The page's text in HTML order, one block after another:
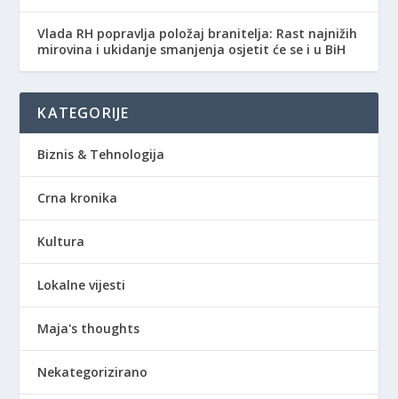
Vlada RH popravlja položaj branitelja: Rast najnižih
mirovina i ukidanje smanjenja osjetit će se i u BiH
KATEGORIJE
Biznis & Tehnologija
Crna kronika
Kultura
Lokalne vijesti
Maja's thoughts
Nekategorizirano